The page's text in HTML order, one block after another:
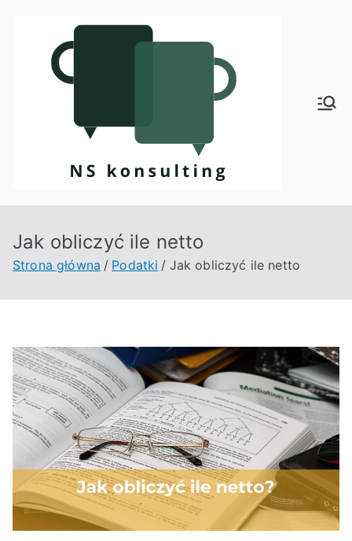
Kon
Jak obliczyć ile netto
Strona główna Podatki Jak obliczyć ile netto